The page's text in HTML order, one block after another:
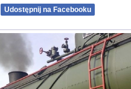
Udostępnij na Facebooku